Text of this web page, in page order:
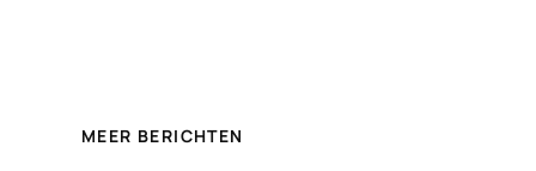
MEER BERICHTEN